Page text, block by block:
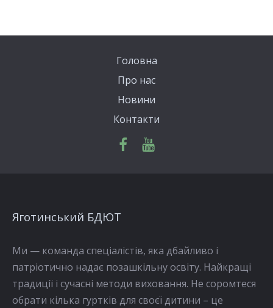
Головна
Про нас
Новини
Контакти
Яготинський БДЮТ
Ми — команда спеціалістів, яка дбайливо і
патріотично надає позашкільну освіту. Найкращі
традиції і сучасні методи виховання. Не соромтеся
обрати кілька гуртків для своєї дитини – це